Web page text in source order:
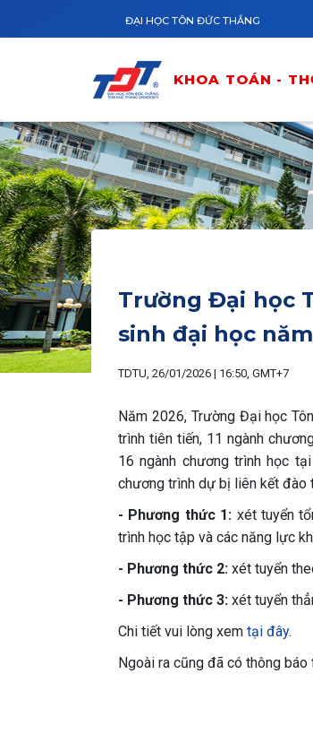
ĐẠI HỌC TÔN ĐỨC THẮNG
KHOA TOÁN -
Trường Đại học
sinh đại học
TDTU, 26/01/2026 | 16:50, GMT+7
Năm 2026, Trường Đại học
trình tiên tiến, 11 ngành
16 ngành chương trình học
chương trình dự bị liên kết đào
- Phương thức 1: xét tuyển
trình học tập và các năng lực
- Phương thức 2: xét tuyển
- Phương thức 3: xét tuyển
Chi tiết vui lòng xem tại đây.
Ngoài ra cũng đã có thông